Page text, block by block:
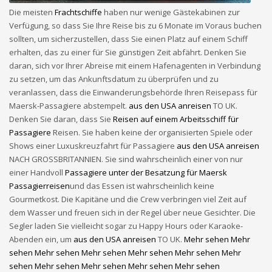
Die meisten Frachtschiffe haben nur wenige Gästekabinen zur
Verfügung, so dass Sie Ihre Reise bis zu 6 Monate im Voraus buchen
sollten, um sicherzustellen, dass Sie einen Platz auf einem Schiff
erhalten, das zu einer für Sie günstigen Zeit abfährt. Denken Sie
daran, sich vor Ihrer Abreise mit einem Hafenagenten in Verbindung
zu setzen, um das Ankunftsdatum zu überprüfen und zu
veranlassen, dass die Einwanderungsbehörde Ihren Reisepass für
Maersk-Passagiere abstempelt. aus den USA anreisen TO UK.
Denken Sie daran, dass Sie Reisen auf einem Arbeitsschiff für
Passagiere Reisen. Sie haben keine der organisierten Spiele oder
Shows einer Luxuskreuzfahrt für Passagiere aus den USA anreisen
NACH GROSSBRITANNIEN. Sie sind wahrscheinlich einer von nur
einer Handvoll Passagiere unter der Besatzung für Maersk
Passagierreisenund das Essen ist wahrscheinlich keine
Gourmetkost. Die Kapitäne und die Crew verbringen viel Zeit auf
dem Wasser und freuen sich in der Regel über neue Gesichter. Die
Segler laden Sie vielleicht sogar zu Happy Hours oder Karaoke-
Abenden ein, um aus den USA anreisen TO UK. Mehr sehen Mehr
sehen Mehr sehen Mehr sehen Mehr sehen Mehr sehen Mehr
sehen Mehr sehen Mehr sehen Mehr sehen Mehr sehen